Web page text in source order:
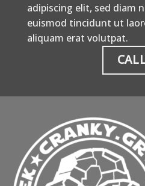
adipiscing elit, sed diam
euismod tincidunt ut
aliquam erat volutpat.